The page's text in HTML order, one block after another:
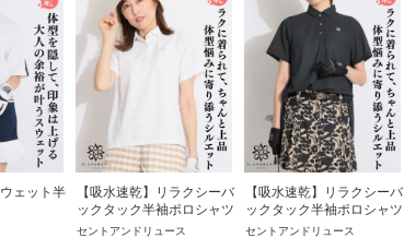
ェット半
【吸水速乾】リラクシーバ
ックタック半袖ポロシャツ
セントアンドリュース
【吸水速乾】リラクシーバ
ックタック半袖ポロシャツ
セントアンドリュース